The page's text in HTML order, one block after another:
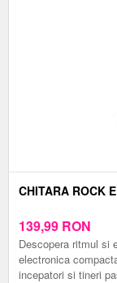
CHITARA ROCK
139,99 RON
Descopera ritmul si
electronica
incepatori si tineri